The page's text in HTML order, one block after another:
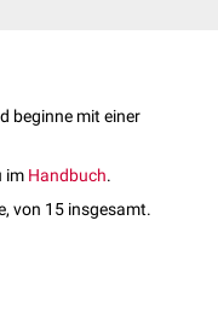
beginne mit einer
im Handbuch.
von 15 insgesamt.